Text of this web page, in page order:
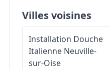
Villes voisines
Installation Douche
Italienne Neuville-
sur-Oise